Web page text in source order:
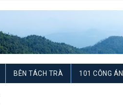
BÊN TÁCH TRÀ 101 CÔNG